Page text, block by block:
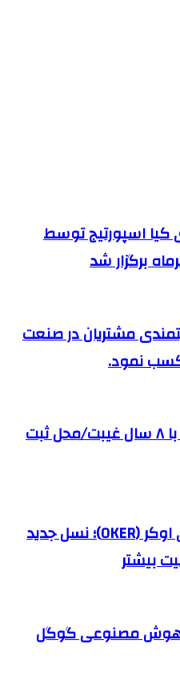
اسپورتیج توسط
برگزار شد
مشتریان در صنعت
کسب نمود.
طرح انصار ویژه سربازان با ۸ سال غیبت/محل ثبت
معرفی کرکره فولادی اوکر (OKER)؛ نسل جدید
بیشتر
هوش مصنوعی گوگل